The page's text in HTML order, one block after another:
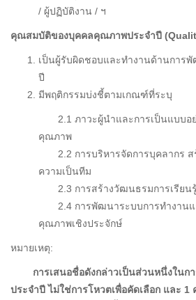
/ ผู้ปฏิบัติงาน / ฯ
คุณสมบัติของบุคคลคุณภาพประจำปี
เป็นผู้รับผิดชอบและทำงานด้านการ
ปี
มีพฤติกรรมบ่งชี้ตามเกณฑ์ที่ระบุ
2.1 ภาวะผู้นำและการเป็นแบบอ
คุณภาพ
2.2 การบริหารจัดการบุคลากร ส
ความเป็นทีม
2.3 การสร้างวัฒนธรมการเรียน
2.4 การพัฒนาระบบการทำงานแ
คุณภาพเชิงประจักษ์
หมายเหตุ:
การเสนอชื่อดังกล่าวเป็นส่วนหนึ่งใน
ประจำปี ไม่ใช่การโหวตเพื่อคัดเลือก และ